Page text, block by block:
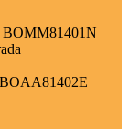
BOMM81401N